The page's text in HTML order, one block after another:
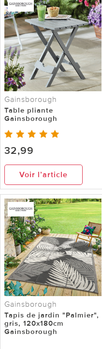
Gainsborough
Table pliante
Gainsborough
32,99
Voir l’article
Gainsborough
Tapis de jardin "Palmier",
gris, 120x180cm
Gainsborough